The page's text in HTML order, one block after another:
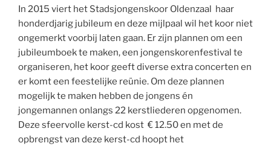
In 2015 viert het Stadsjongenskoor Oldenzaal haar
honderdjarig jubileum en deze mijlpaal wil het koor niet
ongemerkt voorbij laten gaan. Er zijn plannen om een
jubileumboek te maken, een jongenskorenfestival te
organiseren, het koor geeft diverse extra concerten en
er komt een feestelijke reünie. Om deze plannen
mogelijk te maken hebben de jongens én
jongemannen onlangs 22 kerstliederen opgenomen.
Deze sfeervolle kerst-cd kost € 12.50 en met de
opbrengst van deze kerst-cd hoopt het